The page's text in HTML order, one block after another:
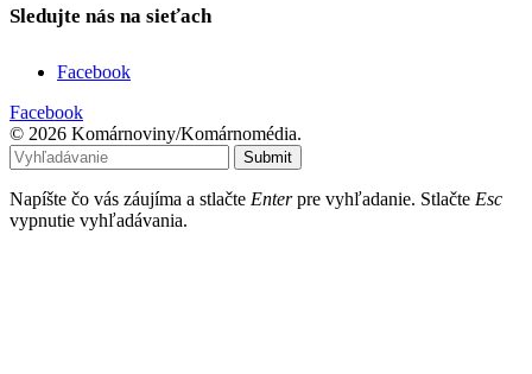
Sledujte nás na sieťach
Facebook
Facebook
© 2026 Komárnoviny/Komárnomédia.
Submit
Napíšte čo vás záujíma a stlačte Enterpre vyhľadanie. Stlačte Esc
vypnutie vyhľadávania.